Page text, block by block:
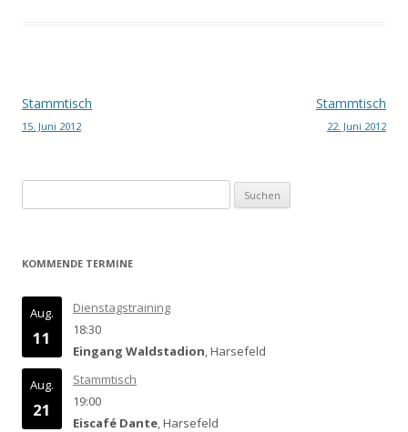
Beitrags-
Navigation
Stammtisch
15. Juni 2012
Stammtisch
22. Juni 2012
nach:
KOMMENDE TERMINE
Aug.
11
Dienstagstraining
18:30
Eingang Waldstadion, Harsefeld
Aug.
21
Stammtisch
19:00
Eiscafé Dante, Harsefeld